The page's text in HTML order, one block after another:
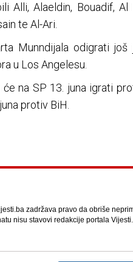
Alli, Alaeldin, Bouadif,
te Al-Ari.
Munndijala odigrati
u Los Angelesu.
će na SP 13. juna igrati
protiv BiH.
zadržava pravo da obriše
nisu stavovi redakcije portala